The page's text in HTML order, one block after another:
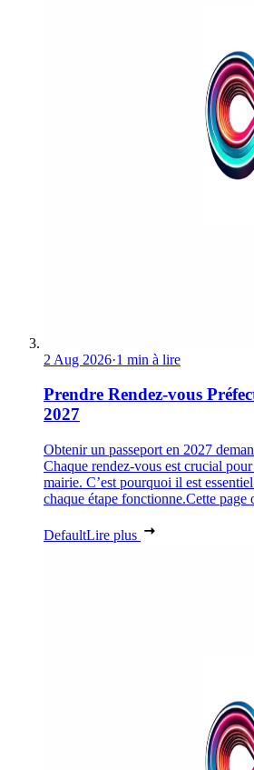
2 Aug 2026·1 min à lire
Prendre Rendez-vous
2027
Obtenir un passeport en 2027
Chaque rendez-vous est crucial
mairie. C’est pourquoi il est
chaque étape fonctionne.Cette page
DefaultLire plus